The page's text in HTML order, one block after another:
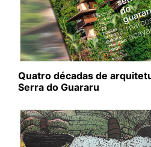
Quatro décadas de
Serra do Guararu